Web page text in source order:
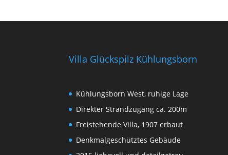
Villa Glückspilz Kühlungsborn
Kühlungsborn West, ruhige Lage
Direkter Strandzugang ca. 200m
Freistehende Villa, 1907 erbaut
Denkmalgeschütztes Gebäude